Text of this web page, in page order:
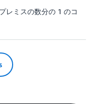
レミスの数分の 1 のコ